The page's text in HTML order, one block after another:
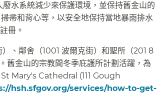
水系統減少來保護環境，並保持舊金山的
帚和背心等，以安全地保持當地暴雨排水
冊。​​
、鄰舍（1001 波爾克街）和聖所（201 8
金山的宗教間冬季庇護所計劃活躍，為
Mary's Cathedral (111 Gough
hsh.sfgov.org/services/how-to-get-